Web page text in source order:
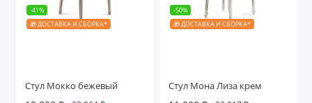
-41%
🎁 ДОСТАВКА И СБОРКА*
Стул Мокко бежевый
-50%
🎁 ДОСТАВКА И СБОРКА*
Стул Мона Лиза крем